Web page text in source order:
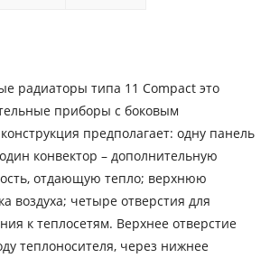
радиаторы типа 11 Compact это
приборы с боковым
предполагает: одну панель
конвектор – дополнительную
отдающую тепло; верхнюю
воздуха; четыре отверстия для
к теплосетям. Верхнее отверстие
теплоносителя, через нижнее